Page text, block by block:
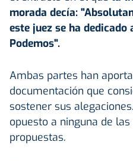
morada decía:
este juez se ha dedicado
Podemos".
Ambas partes han
documentación que
sostener sus
opuesto a ninguna de
propuestas.